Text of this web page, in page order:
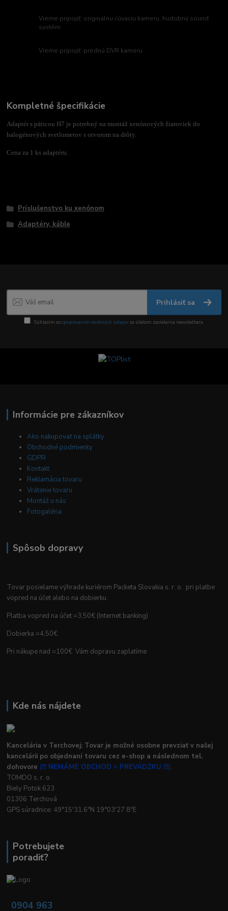
Vieme pripojiť: originálnu cúvaciu kameru, hudobný sound
systém
Vieme pripojiť: prednú DVR kameru
Kompletné špecifikácie
Adaptér s päticou H7 je potrebný na montáž xenónových žiaroviek do
halogénových svetlometov s otvorom na drôty.
Cena za 1 ks adaptéru.
Príslušenstvo ku xenónom
Adaptéry, káble
Prihlásiť sa
Súhlasím sospracovaním osobných údajov za účelom zasielania newslettera.
Informácie pre zákazníkov
Ako nakupovať na splátky
Obchodné podmienky
GDPR
Kontakt
Reklamácia tovaru
Vrátenie tovaru
Montáž u nás
Fotogaléria
Spôsob dopravy
Tovar posielame výhrade kuriérom Packeta Slovakia s. r. o. pri platbe
vopred na účet alebo na dobierku.
Platba vopred na účet =3,50€ (Internet banking)
Dobierka =4,50€
Pri nákupe nad =100€ Vám dopravu zaplatíme
Kde nás nájdete
Kancelária v Terchovej: Tovar je možné osobne prevziať v našej
kancelárii po objednaní tovaru cez e-shop a následnom tel.
dohovore (!!! NEMÁME OBCHOD = PREVÁDZKU !!!).
TOMDO s. r. o.
Biely Potok 623
01306 Terchová
GPS súradnice: 49°15'31.6"N 19°03'27.8"E
Potrebujete
poradiť?
0904 963